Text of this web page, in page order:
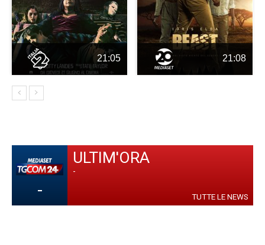
21:05 21:08
-
ULTIM'ORA
-
TUTTE LE NEWS